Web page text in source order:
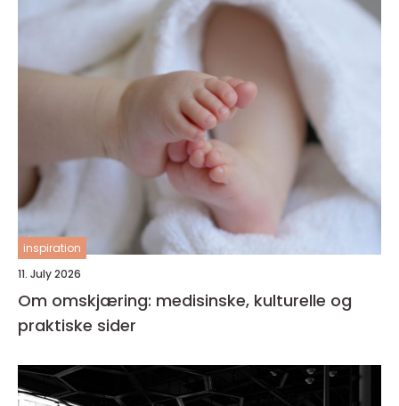
inspiration
11. July 2026
Om omskjæring: medisinske, kulturelle og
praktiske sider